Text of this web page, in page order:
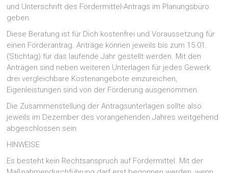
und Unterschrift des Fördermittel-Antrags im Planungsbüro
geben.
Diese Beratung ist für Dich kostenfrei und Voraussetzung für
einen Förderantrag. Anträge können jeweils bis zum 15.01.
(Stichtag) für das laufende Jahr gestellt werden. Mit den
Anträgen sind neben weiteren Unterlagen für jedes Gewerk
drei vergleichbare Kostenangebote einzureichen,
Eigenleistungen sind von der Förderung ausgenommen.
Die Zusammenstellung der Antragsunterlagen sollte also
jeweils im Dezember des vorangehenden Jahres weitgehend
abgeschlossen sein.
HINWEISE
Es besteht kein Rechtsanspruch auf Fördermittel. Mit der